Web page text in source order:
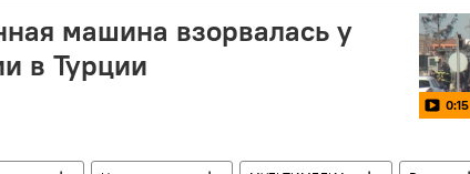
машина взорвалась у
в Турции
0:15